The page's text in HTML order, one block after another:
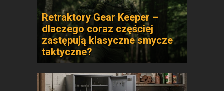
Retraktory Gear Keeper –
dlaczego coraz częściej
zastępują klasyczne smycze
taktyczne?